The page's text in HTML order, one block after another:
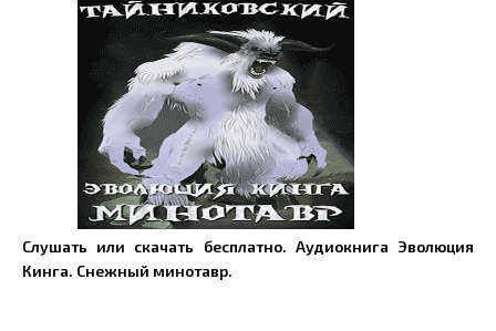
Слушать или скачать бесплатно. Аудиокнига Эволюция
Кинга. Снежный минотавр.